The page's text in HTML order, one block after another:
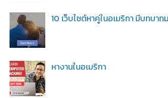
10 เว็บไซต์หาคู่ในอเมริกา มีบทบา
หางานในอเมริกา